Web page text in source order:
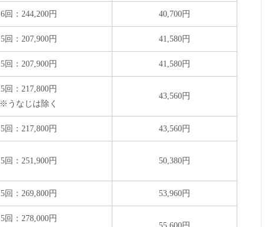
6回：244,200円 40,700円
5回：207,900円 41,580円
5回：207,900円 41,580円
5回：217,800円
※うなじは除く
43,560円
5回：217,800円 43,560円
5回：251,900円 50,380円
5回：269,800円 53,960円
5回：278,000円